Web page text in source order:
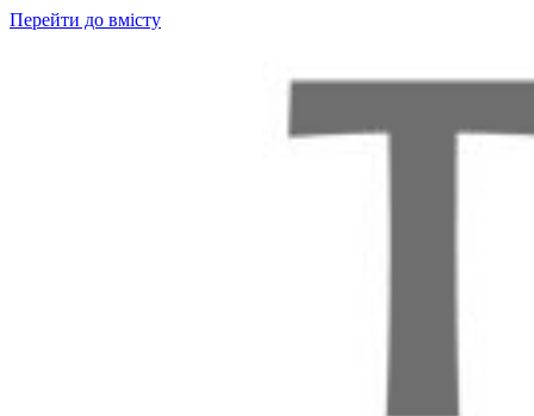
Перейти до вмісту